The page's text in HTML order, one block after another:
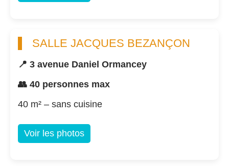
SALLE JACQUES BEZANÇON
📍 3 avenue Daniel Ormancey
👥 40 personnes max
40 m² – sans cuisine
Voir les photos